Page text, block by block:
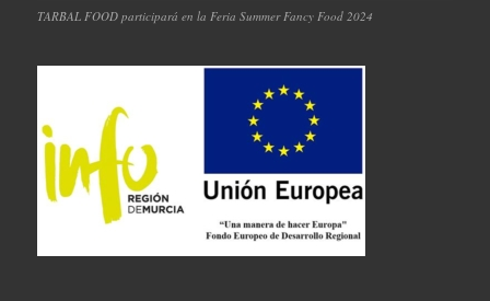
TARBAL FOOD participará en la Feria Summer Fancy Food 2024